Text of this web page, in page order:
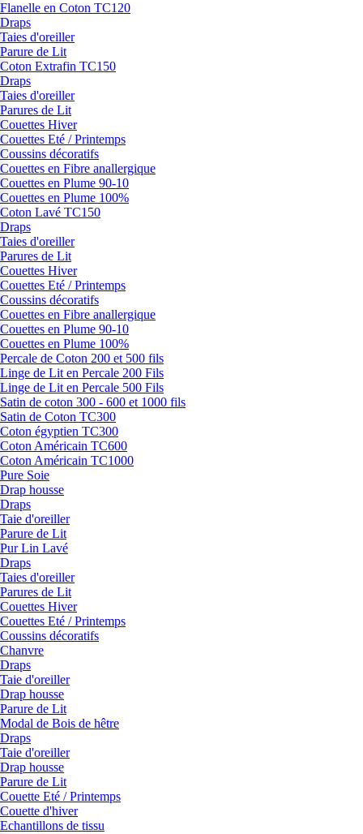
Flanelle en Coton TC120
Draps
Taies d'oreiller
Parure de Lit
Coton Extrafin TC150
Draps
Taies d'oreiller
Parures de Lit
Couettes Hiver
Couettes Eté / Printemps
Coussins décoratifs
Couettes en Fibre anallergique
Couettes en Plume 90-10
Couettes en Plume 100%
Coton Lavé TC150
Draps
Taies d'oreiller
Parures de Lit
Couettes Hiver
Couettes Eté / Printemps
Coussins décoratifs
Couettes en Fibre anallergique
Couettes en Plume 90-10
Couettes en Plume 100%
Percale de Coton 200 et 500 fils
Linge de Lit en Percale 200 Fils
Linge de Lit en Percale 500 Fils
Satin de coton 300 - 600 et 1000 fils
Satin de Coton TC300
Coton égyptien TC300
Coton Américain TC600
Coton Américain TC1000
Pure Soie
Drap housse
Draps
Taie d'oreiller
Parure de Lit
Pur Lin Lavé
Draps
Taies d'oreiller
Parures de Lit
Couettes Hiver
Couettes Eté / Printemps
Coussins décoratifs
Chanvre
Draps
Taie d'oreiller
Drap housse
Parure de Lit
Modal de Bois de hêtre
Draps
Taie d'oreiller
Drap housse
Parure de Lit
Couette Eté / Printemps
Couette d'hiver
Echantillons de tissu